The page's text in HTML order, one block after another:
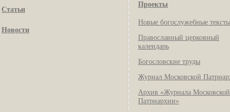
Статьи
Новости
Проекты
Новые богослужебные тексты
Православный церковный
календарь
Богословские труды
Журнал Московской
Архив «Журнала Московской
Патриархии»